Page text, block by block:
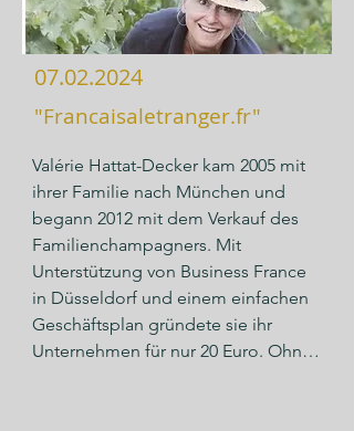
07.02.2024
"Francaisaletranger.fr"
Valérie Hattat-Decker kam 2005 mit
ihrer Familie nach München und
begann 2012 mit dem Verkauf des
Familienchampagners. Mit
Unterstützung von Business France
in Düsseldorf und einem einfachen
Geschäftsplan gründete sie ihr
Unternehmen für nur 20 Euro. Ohne